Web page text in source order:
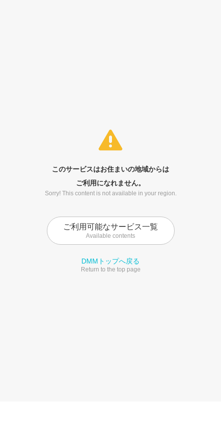
このサービスはお住まいの地域からは
ご利用になれません。
Sorry! This content is not available in your region.
ご利用可能なサービス一覧
Available contents
DMMトップへ戻る
Return to the top page